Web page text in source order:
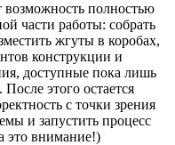
возможность полностью
части работы: собрать
жгуты в коробах,
конструкции и
доступные пока лишь
этого остается
с точки зрения
и запустить процесс
это внимание!)